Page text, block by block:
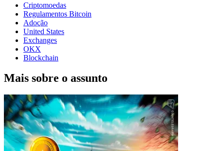
Criptomoedas
Regulamentos Bitcoin
Adoção
United States
Exchanges
OKX
Blockchain
Mais sobre o assunto